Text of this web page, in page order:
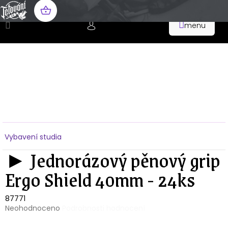
Přejít
na
obsah
NÁKUPNÍ
Vybavení studia
► Jednorázový pěnový grip
Ergo Shield 40mm - 24ks
87771
Průměrné
Neohodnoceno